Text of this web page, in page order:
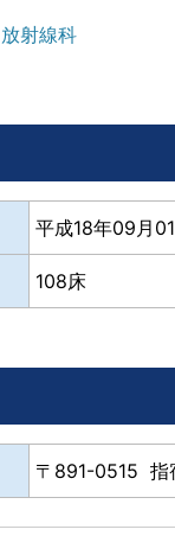
放射線科
平成18年09月
108床
891-0515 指